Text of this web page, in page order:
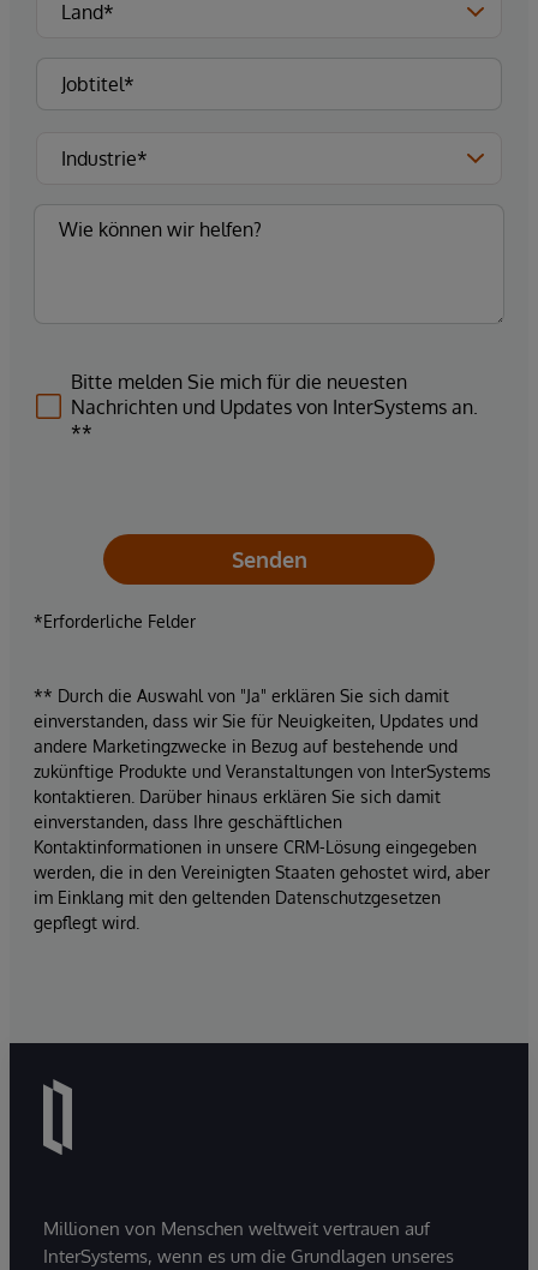
Bitte melden Sie mich für die neuesten
Nachrichten und Updates von InterSystems an.
**
Senden
*Erforderliche Felder
** Durch die Auswahl von "Ja" erklären Sie sich damit
einverstanden, dass wir Sie für Neuigkeiten, Updates und
andere Marketingzwecke in Bezug auf bestehende und
zukünftige Produkte und Veranstaltungen von InterSystems
kontaktieren. Darüber hinaus erklären Sie sich damit
einverstanden, dass Ihre geschäftlichen
Kontaktinformationen in unsere CRM-Lösung eingegeben
werden, die in den Vereinigten Staaten gehostet wird, aber
im Einklang mit den geltenden Datenschutzgesetzen
gepflegt wird.
Millionen von Menschen weltweit vertrauen auf
InterSystems, wenn es um die Grundlagen unseres